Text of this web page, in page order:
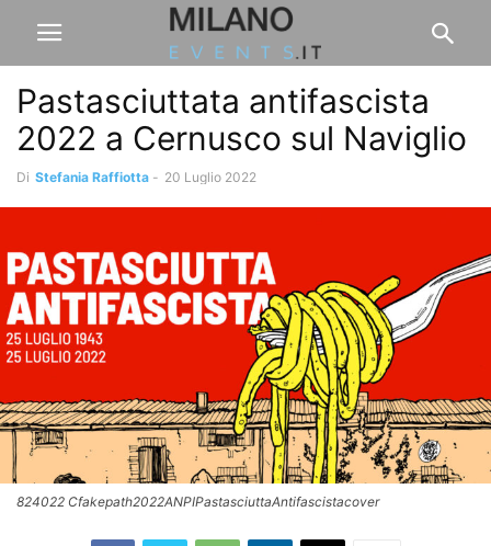
Pastasciuttata antifascista
2022 a Cernusco sul Naviglio
Di Stefania Raffiotta - 20 Luglio 2022
824022 Cfakepath2022ANPIPastasciuttaAntifascistacover